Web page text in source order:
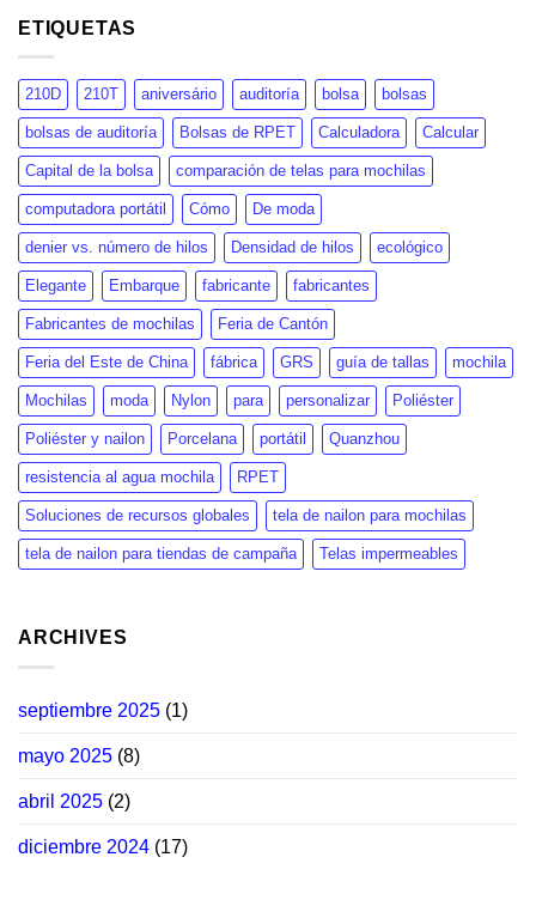
ETIQUETAS
210D 210T aniversário auditoría bolsa bolsas
bolsas de auditoría Bolsas de RPET Calculadora Calcular
Capital de la bolsa comparación de telas para mochilas
computadora portátil Cómo De moda
denier vs. número de hilos Densidad de hilos ecológico
Elegante Embarque fabricante fabricantes
Fabricantes de mochilas Feria de Cantón
Feria del Este de China fábrica GRS guía de tallas mochila
Mochilas moda Nylon para personalizar Poliéster
Poliéster y nailon Porcelana portátil Quanzhou
resistencia al agua mochila RPET
Soluciones de recursos globales tela de nailon para mochilas
tela de nailon para tiendas de campaña Telas impermeables
ARCHIVES
septiembre 2025 (1)
mayo 2025 (8)
abril 2025 (2)
diciembre 2024 (17)